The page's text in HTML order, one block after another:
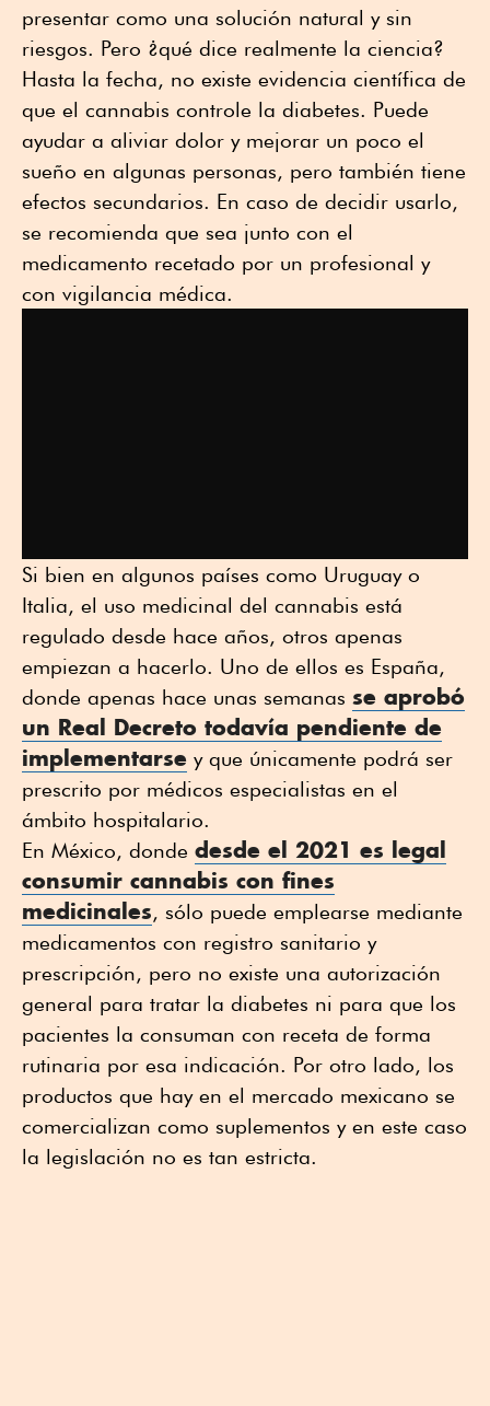
presentar como una solución natural y sin
riesgos. Pero ¿qué dice realmente la ciencia?
Hasta la fecha, no existe evidencia científica de
que el cannabis controle la diabetes. Puede
ayudar a aliviar dolor y mejorar un poco el
sueño en algunas personas, pero también tiene
efectos secundarios. En caso de decidir usarlo,
se recomienda que sea junto con el
medicamento recetado por un profesional y
con vigilancia médica.
Si bien en algunos países como Uruguay o
Italia, el uso medicinal del cannabis está
regulado desde hace años, otros apenas
empiezan a hacerlo. Uno de ellos es España,
donde apenas hace unas semanas se aprobó
un Real Decreto todavía pendiente de
implementarse y que únicamente podrá ser
prescrito por médicos especialistas en el
ámbito hospitalario.
En México, donde desde el 2021 es legal
consumir cannabis con fines
medicinales, sólo puede emplearse mediante
medicamentos con registro sanitario y
prescripción, pero no existe una autorización
general para tratar la diabetes ni para que los
pacientes la consuman con receta de forma
rutinaria por esa indicación. Por otro lado, los
productos que hay en el mercado mexicano se
comercializan como suplementos y en este caso
la legislación no es tan estricta.